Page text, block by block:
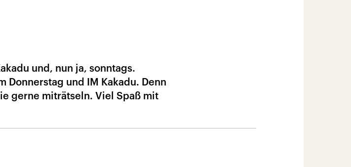
und, nun ja, sonntags.
Donnerstag und IM Kakadu. Denn
gerne miträtseln. Viel Spaß mit